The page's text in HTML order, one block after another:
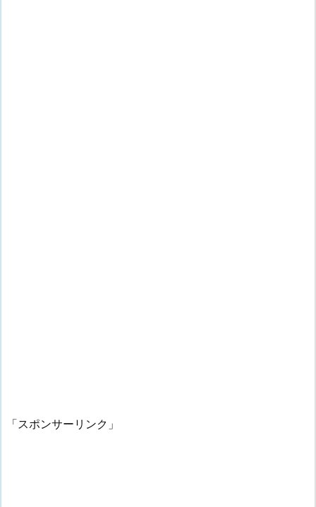
「スポンサーリンク」